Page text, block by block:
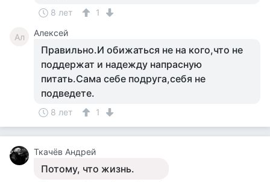
8 лет 1
Ал Алексей
Правильно.И обижаться не на кого,что не
поддержат и надежду напрасную
питать.Сама себе подруга,себя не
подведете.
8 лет 1
Ткачёв Андрей
Потому, что жизнь.